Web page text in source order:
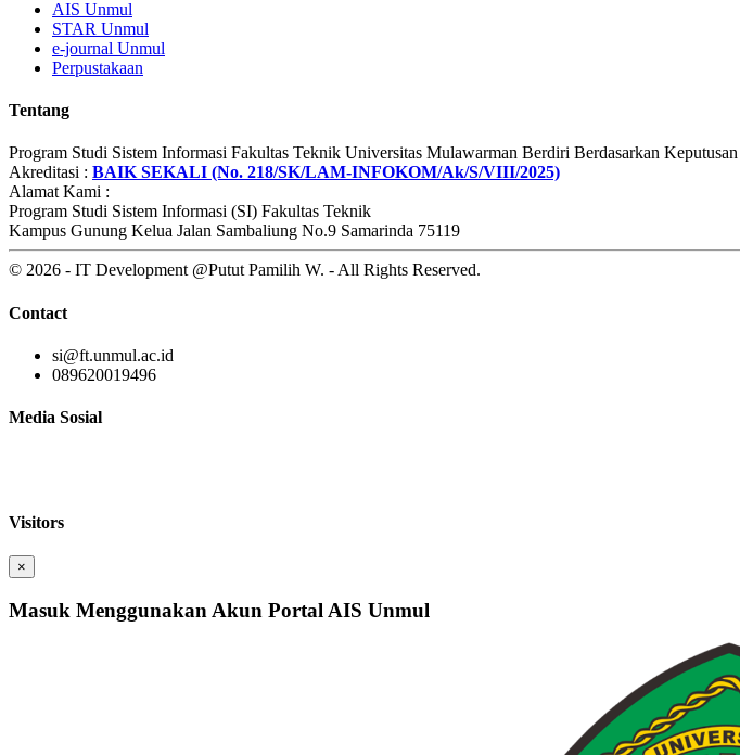
AIS Unmul
STAR Unmul
e-journal Unmul
Perpustakaan
Tentang
Program Studi Sistem Informasi Fakultas Teknik Universitas Mulawarman Berdiri Berdasarkan
Akreditasi : BAIK SEKALI (No. 218/SK/LAM-INFOKOM/Ak/S/VIII/2025)
Alamat Kami :
Program Studi Sistem Informasi (SI) Fakultas Teknik
Kampus Gunung Kelua Jalan Sambaliung No.9 Samarinda 75119
© 2026 - IT Development @Putut Pamilih W. - All Rights Reserved.
Contact
si@ft.unmul.ac.id
089620019496
Media Sosial
Visitors
×
Masuk Menggunakan Akun Portal AIS Unmul